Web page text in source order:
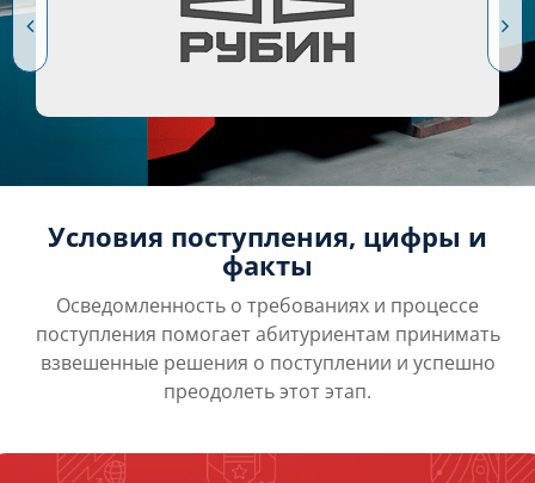
Условия поступления, цифры и
факты
Осведомленность о требованиях и процессе
поступления помогает абитуриентам принимать
взвешенные решения о поступлении и успешно
преодолеть этот этап.